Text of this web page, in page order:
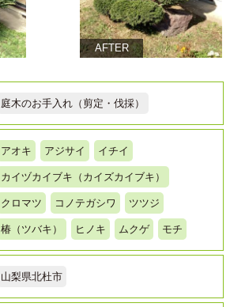
AFTER
庭木のお手入れ（剪定・伐採）
アオキ アジサイ イチイ
カイヅカイブキ（カイズカイブキ）
クロマツ コノテガシワ ツツジ
椿（ツバキ） ヒノキ ムクゲ モチ
山梨県北杜市